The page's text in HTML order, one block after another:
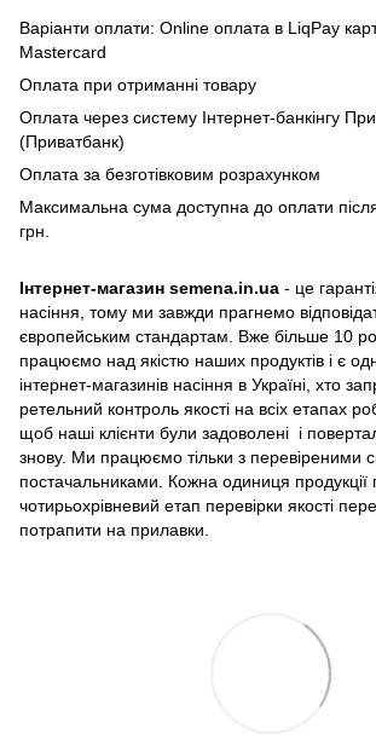
Варіанти оплати: Online оплата в LiqPay
Mastercard
Оплата при отриманні товару
Оплата через систему Інтернет-банкінгу
(Приватбанк)
Оплата за безготівковим розрахунком
Максимальна сума доступна до оплати
грн.
Інтернет-магазин semena.in.ua - це
насіння, тому ми завжди прагнемо
європейським стандартам. Вже більше 10
працюємо над якістю наших продуктів і є
інтернет-магазинів насіння в Україні, хто
ретельний контроль якості на всіх етапах
щоб наші клієнти були задоволені і
знову. Ми працюємо тільки з перевіреними
постачальниками. Кожна одиниця продукції
чотирьохрівневий етап перевірки якості
потрапити на прилавки.